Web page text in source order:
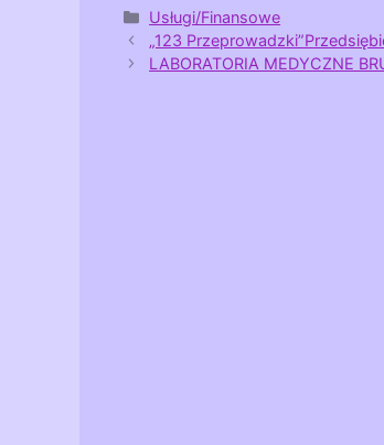
Kategorie
Usługi/Finansowe
„123
LABORATORIA MEDYCZNE